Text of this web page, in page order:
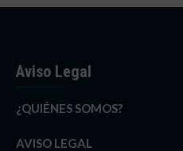
Aviso Legal
¿QUIÉNES SOMOS?
AVISO LEGAL